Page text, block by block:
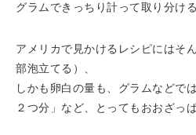
グラムできっちり計って取り分け
アメリカで見かけるレシピにはそ
部泡立てる）、
しかも卵白の量も、グラムなどで
２つ分」など、とってもおおざっぱ